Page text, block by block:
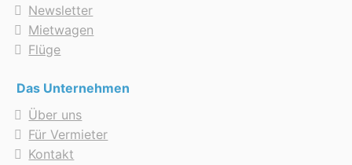
Newsletter
Mietwagen
Flüge
Das Unternehmen
Über uns
Für Vermieter
Kontakt